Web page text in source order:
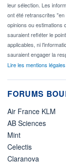
leur sélection. Les
ont été retranscrites
opinions ou estimations
sauraient refléter le
applicables, ni
sauraient engager la
Lire les mentions
FORUMS
Air France KLM
AB Sciences
Mint
Celectis
Claranova